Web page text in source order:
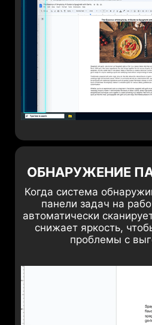
ОБНАРУЖЕНИЕ
Когда система
панели задач на
автоматически
снижает яркость,
проблемы с